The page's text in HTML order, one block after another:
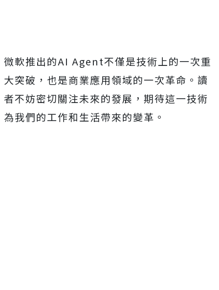
微軟推出的AI Agent不僅是技術上的一次重
大突破，也是商業應用領域的一次革命。讀
者不妨密切關注未來的發展，期待這一技術
為我們的工作和生活帶來的變革。